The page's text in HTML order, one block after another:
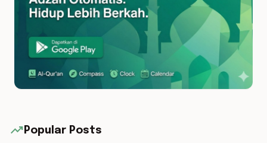
trending_up Popular Posts